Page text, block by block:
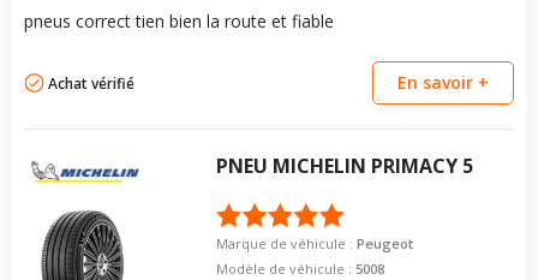
pneus correct tien bien la route et fiable
Achat vérifié En savoir +
PNEU MICHELIN PRIMACY 5
Marque de véhicule : Peugeot
Modèle de véhicule : 5008